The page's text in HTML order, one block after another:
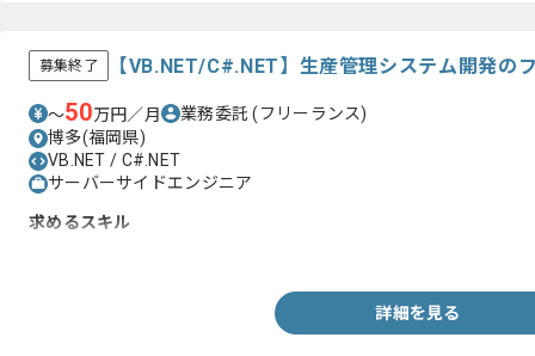
募集終了 【VB.NET/C#.NET】生産管理システム開発の
〜50万円／月 業務委託(フリーランス)
博多(福岡県)
VB.NET / C#.NET
サーバーサイドエンジニア
求めるスキル
詳細を見る